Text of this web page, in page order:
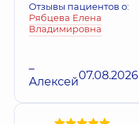
Отзывы пациентов о:
Рябцева Елена
Владимировна
–
Алексей07.08.2026